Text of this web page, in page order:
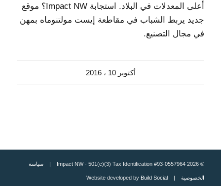
أعلى المعدلات في البلاد. استجابة Impact NW؟ موقع
جديد يربط الشباب في مقاطعة إيست مولتنوماه بمهن
في مجال التصنيع.
أكتوبر 10 ، 2016
© 2026 Impact NW - 501(c)(3) Tax Identification #93-0557964 | سياسة
الخصوصية| Website developed by
Build Social